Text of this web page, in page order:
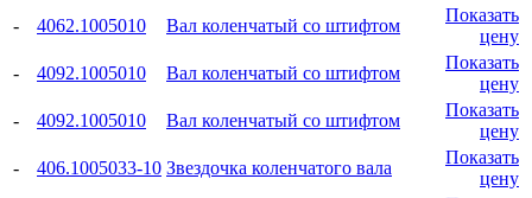
- 4062.1005010 Вал коленчатый со штифтом
Показать
цену
-
4092.1005010 Вал коленчатый со штифтом
Показать
цену
-
4092.1005010 Вал коленчатый со штифтом
Показать
цену
-
406.1005033-10 Звездочка коленчатого вала
Показать
цену